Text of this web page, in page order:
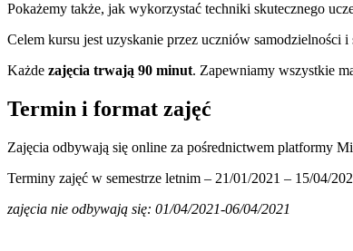
Pokażemy także, jak wykorzystać techniki skutecznego
Celem kursu jest uzyskanie przez uczniów
Każde zajęcia trwają 90 minut. Zapewniamy wszystkie
Termin i format zajęć
Zajęcia odbywają się online za pośrednictwem platformy
Terminy zajęć w semestrze letnim – 21/01/2021 – 15/04/
zajęcia nie odbywają się: 01/04/2021-06/04/2021